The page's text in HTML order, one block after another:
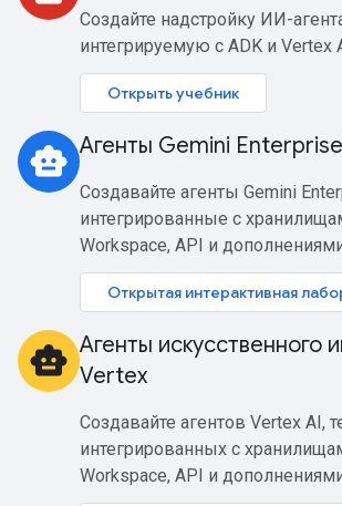
Создайте надстройку ИИ-
интегрируемую с ADK и Vertex
Открыть учебник
smart_toy Агенты Gemini Enterprise
Создавайте агенты Gemini
интегрированные с
Workspace, API и
Открытая интерактивная
smart_toy Агенты искусственного
Vertex
Создавайте агентов Vertex AI,
интегрированных с
Workspace, API и